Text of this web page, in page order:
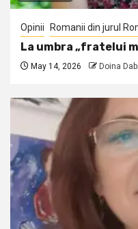
Opinii Romanii din jurul
La umbra „fratelui
May 14, 2026 Doina